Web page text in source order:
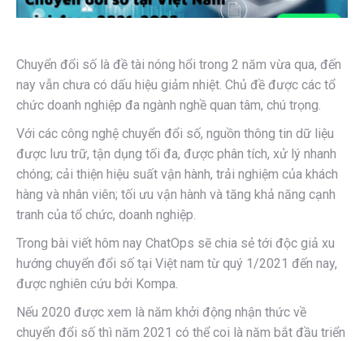
Chuyển đổi số là đề tài nóng hổi trong 2 năm vừa qua, đến
nay vẫn chưa có dấu hiệu giảm nhiệt. Chủ đề được các tổ
chức doanh nghiệp đa ngành nghề quan tâm, chú trọng.
Với các công nghệ chuyển đổi số, nguồn thông tin dữ liệu
được lưu trữ, tận dụng tối đa, được phân tích, xử lý nhanh
chóng; cải thiện hiệu suất vận hành, trải nghiệm của khách
hàng và nhân viên; tối ưu vận hành và tăng khả năng cạnh
tranh của tổ chức, doanh nghiệp.
Trong bài viết hôm nay ChatOps sẽ chia sẻ tới độc giả xu
hướng chuyển đổi số tại Việt nam từ quý 1/2021 đến nay,
được nghiên cứu bởi Kompa.
Nếu 2020 được xem là năm khởi động nhận thức về
chuyển đổi số thì năm 2021 có thể coi là năm bắt đầu triển